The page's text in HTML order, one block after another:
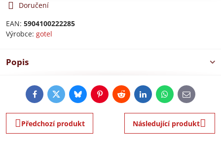
Doručení
EAN: 5904100222285
Výrobce: gotel
Popis
FacebookTwitterBlueskyPinterestRedditLinkedInWhatsApp
E-
mail
Předchozí produkt Následující produkt